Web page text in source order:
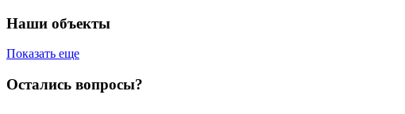
Наши объекты
Показать еще
Остались вопросы?